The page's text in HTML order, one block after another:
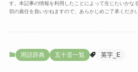
す。本記事の情報を利用したことによって生じたいかな
切の責任を負いかねますので、あらかじめご了承ください
用語辞典 五十音一覧 英字_E